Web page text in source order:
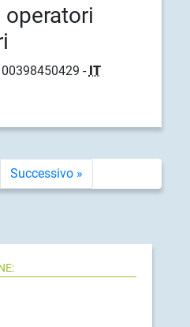
operatori
00398450429 - IT
Successivo »